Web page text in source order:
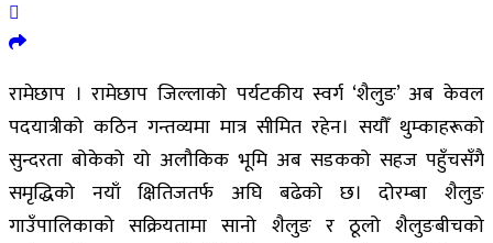
रामेछाप । रामेछाप जिल्लाको पर्यटकीय स्वर्ग ‘शैलुङ’ अब केवल
पदयात्रीको कठिन गन्तव्यमा मात्र सीमित रहेन। सयौँ थुम्काहरूको
सुन्दरता बोकेको यो अलौकिक भूमि अब सडकको सहज पहुँचसँगै
समृद्धिको नयाँ क्षितिजतर्फ अघि बढेको छ। दोरम्बा शैलुङ
गाउँपालिकाको सक्रियतामा सानो शैलुङ र ठूलो शैलुङबीचको